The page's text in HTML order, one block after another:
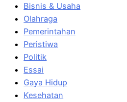
Bisnis & Usaha
Olahraga
Pemerintahan
Peristiwa
Politik
Essai
Gaya Hidup
Kesehatan